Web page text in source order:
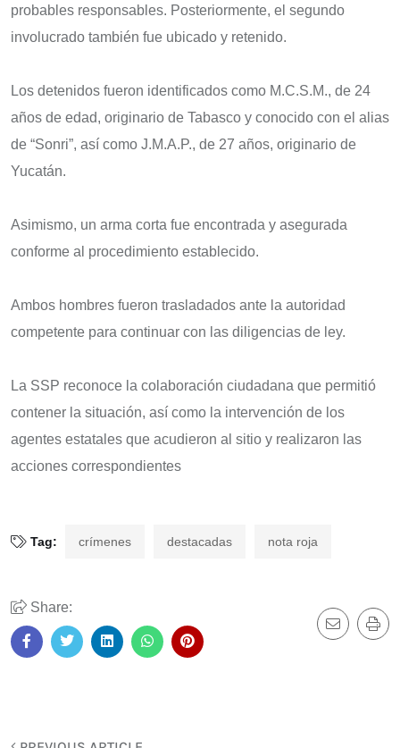
probables responsables. Posteriormente, el segundo
involucrado también fue ubicado y retenido.
Los detenidos fueron identificados como M.C.S.M., de 24
años de edad, originario de Tabasco y conocido con el alias
de “Sonri”, así como J.M.A.P., de 27 años, originario de
Yucatán.
Asimismo, un arma corta fue encontrada y asegurada
conforme al procedimiento establecido.
Ambos hombres fueron trasladados ante la autoridad
competente para continuar con las diligencias de ley.
La SSP reconoce la colaboración ciudadana que permitió
contener la situación, así como la intervención de los
agentes estatales que acudieron al sitio y realizaron las
acciones correspondientes
Tag: crímenes destacadas nota roja
Share: